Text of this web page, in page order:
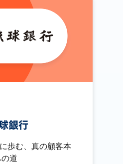
銀行
歩む、真の顧客本
道